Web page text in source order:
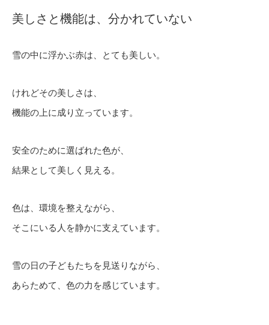
美しさと機能は、分かれていない
雪の中に浮かぶ赤は、とても美しい。
けれどその美しさは、
機能の上に成り立っています。
安全のために選ばれた色が、
結果として美しく見える。
色は、環境を整えながら、
そこにいる人を静かに支えています。
雪の日の子どもたちを見送りながら、
あらためて、色の力を感じています。